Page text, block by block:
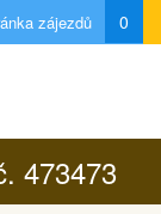
zájezdů 0
473473